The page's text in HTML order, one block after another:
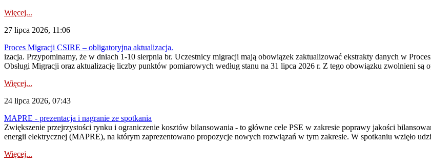
Więcej...
27 lipca 2026, 11:06
Proces Migracji CSIRE – obligatoryjna aktualizacja.
izacja. Przypominamy, że w dniach 1-10 sierpnia br. Uczestnicy migracji mają obowiązek zaktualizować ekstrakty danych w
Obsługi Migracji oraz aktualizację liczby punktów pomiarowych według stanu na 31 lipca 2026 r. Z tego obowiązku zwolnieni są
Więcej...
24 lipca 2026, 07:43
MAPRE - prezentacja i nagranie ze spotkania
Zwiększenie przejrzystości rynku i ograniczenie kosztów bilansowania - to główne cele PSE w zakresie poprawy jakości
energii elektrycznej (MAPRE), na którym zaprezentowano propozycje nowych rozwiązań w tym zakresie. W spotkaniu wzięło
Więcej...